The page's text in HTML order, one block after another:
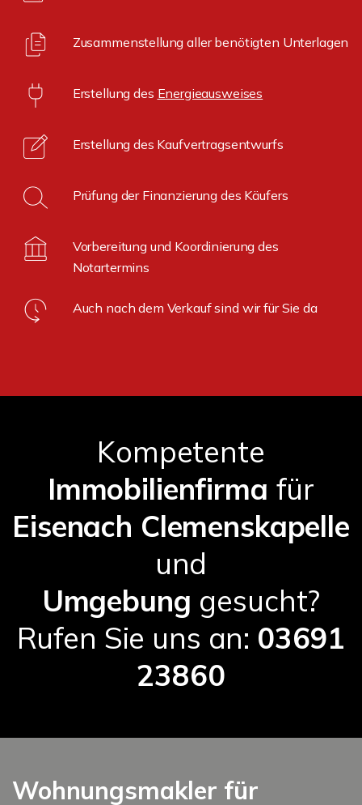
Zusammenstellung aller benötigten Unterlagen
Erstellung des Energieausweises
Erstellung des Kaufvertragsentwurfs
Prüfung der Finanzierung des Käufers
Vorbereitung und Koordinierung des
Notartermins
Auch nach dem Verkauf sind wir für Sie da
Kompetente
Immobilienfirma für
Eisenach Clemenskapelle
und
Umgebung gesucht?
Rufen Sie uns an: 03691
23860
Wohnungsmakler für